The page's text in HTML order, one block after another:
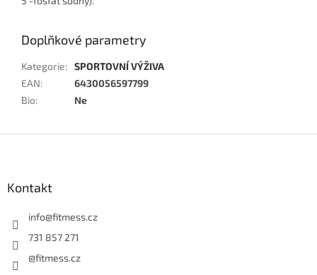
Doplňkové parametry
Kategorie: SPORTOVNÍ VÝŽIVA
EAN:
6430056597799
Bio: Ne
Kontakt
info@fitmess.cz
731 857 271
@fitmess.cz